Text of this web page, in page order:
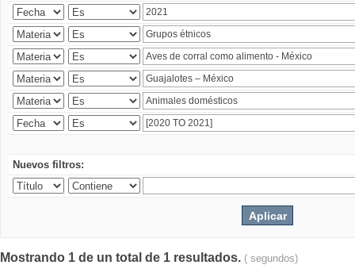
Nuevos filtros:
Mostrando 1 de un total de 1 resultados. ( segundos)